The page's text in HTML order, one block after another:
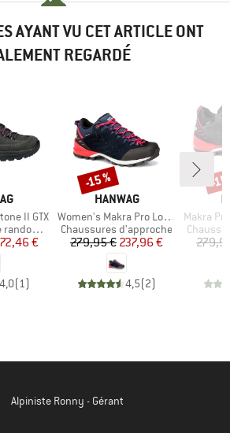
AYANT VU CET ARTICLE ONT
REGARDÉ
II GTX
réduit
€
4,0( 1)
MARQUE
HANWAG
Article
Women's Makra Pro Low Bunion GTX
Product group
Chaussures d'approche
Prix
279,95 €Prix réduit
237,96 €
4,5(2)
Remise
-15 %
Article
Makra Pro
Product
-
Alpiniste Ronny - Gérant